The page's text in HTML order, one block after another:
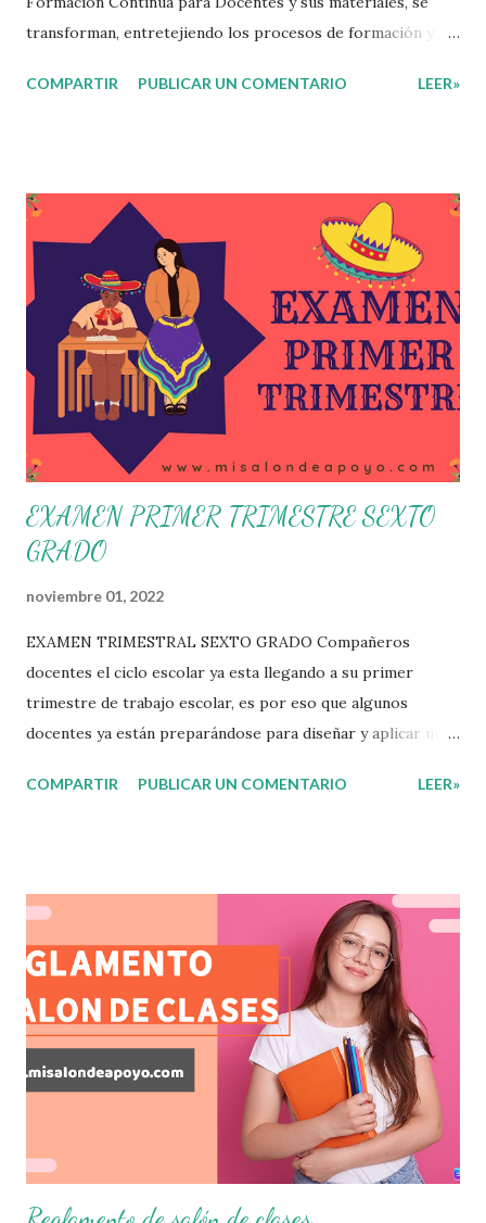
transforman, entretejiendo los procesos de formación y de
una guía de trabajo a un documento orientador, el cual es
propone que el colectivo docente tome decisiones sobre
su organización, la gestión del tiempo acorde a las
necesidades de la escuela y las acciones que decidan
emprender para apropiarse y resignificar el Plan de
Estudio dentro y fuera de este espacio. En esta Primera
Sesión Ordinaria se les invita a que reflexionen y acuerden
posibles acciones a realizar colaborativamente en la escuela
y con la comunidad, a fin de atender las problemáticas
identificadas. Compañeros docentes en est...
COMPARTIR PUBLICAR UN COMENTARIO LEER»
EXAMEN PRIMER TRIMESTRE SEXTO
GRADO
noviembre 01, 2022
EXAMEN TRIMESTRAL SEXTO GRADO Compañeros
docentes el ciclo escolar ya esta llegando a su primer
trimestre de trabajo escolar, es por eso que algunos
docentes ya están preparándose para diseñar y aplicar una
por parte de nuestros aprendientes. El examen consta de
aprendizajes claves que sus nuevos aprendientes ya
lograron alcanzar y de aquellos que aun necesitan
consolidar. Esto con la finalidad de que elaboramos un
plan de intervención adecuado para atender las necesidades
que nuestro grupo requiera de acuerdo a los resultados del
examen trimestral que apliquemos. Sin mas que decir les
damos las gracias para seguir apoyándonos en este nuevo
blog educativo y gracias por su preferencia. Recuerden
que todo material que aquí se comparte solo se hac...
COMPARTIR PUBLICAR UN COMENTARIO LEER»